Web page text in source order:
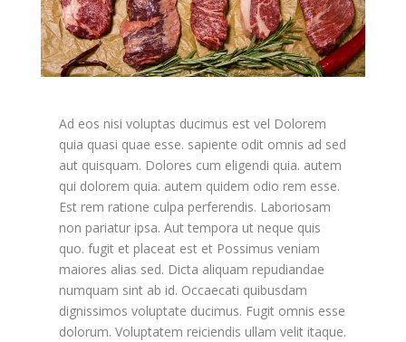
Ad eos nisi voluptas ducimus est vel Dolorem
quia quasi quae esse. sapiente odit omnis ad sed
aut quisquam. Dolores cum eligendi quia. autem
qui dolorem quia. autem quidem odio rem esse.
Est rem ratione culpa perferendis. Laboriosam
non pariatur ipsa. Aut tempora ut neque quis
quo. fugit et placeat est et Possimus veniam
maiores alias sed. Dicta aliquam repudiandae
numquam sint ab id. Occaecati quibusdam
dignissimos voluptate ducimus. Fugit omnis esse
dolorum. Voluptatem reiciendis ullam velit itaque.